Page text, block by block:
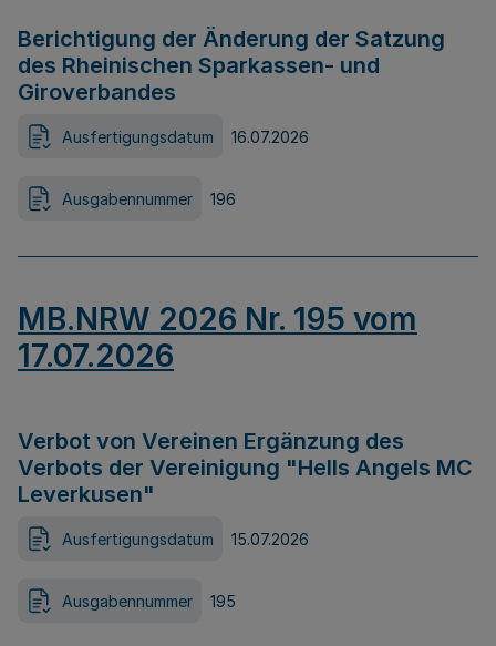
Berichtigung der Änderung der Satzung
des Rheinischen Sparkassen- und
Giroverbandes
Ausfertigungsdatum 16.07.2026
Ausgabennummer 196
MB.NRW 2026 Nr. 195 vom
17.07.2026
Verbot von Vereinen Ergänzung des
Verbots der Vereinigung "Hells Angels MC
Leverkusen"
Ausfertigungsdatum 15.07.2026
Ausgabennummer 195